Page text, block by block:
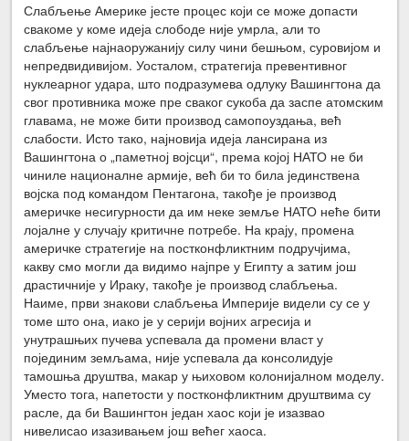
Слабљење Америке јесте процес који се може допасти
свакоме у коме идеја слободе није умрла, али то
слабљење најнаоружанију силу чини бешњом, суровијом и
непредвидивијом. Уосталом, стратегија превентивног
нуклеарног удара, што подразумева одлуку Вашингтона да
свог противника може пре сваког сукоба да заспе атомским
главама, не може бити производ самопоуздања, већ
слабости. Исто тако, најновија идеја лансирана из
Вашингтона о „паметној војсци“, према којој НАТО не би
чиниле националне армије, већ би то била јединствена
војска под командом Пентагона, такође је производ
америчке несигурности да им неке земље НАТО неће бити
лојалне у случају критичне потребе. На крају, промена
америчке стратегије на постконфликтним подручјима,
какву смо могли да видимо најпре у Египту а затим још
драстичније у Ираку, такође је производ слабљења.
Наиме, први знакови слабљења Империје видели су се у
томе што она, иако је у серији војних агресија и
унутрашњих пучева успевала да промени власт у
појединим земљама, није успевала да консолидује
тамошња друштва, макар у њиховом колонијалном моделу.
Уместо тога, напетости у постконфликтним друштвима су
расле, да би Вашингтон један хаос који је изазвао
нивелисао изазивањем још већег хаоса.